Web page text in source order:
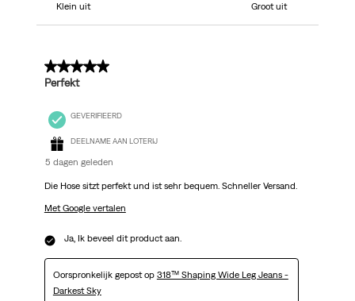
Klein uit
Groot uit
5 van 5 sterren.
Perfekt
GEVERIFIEERD
DEELNAME AAN LOTERIJ
5 dagen geleden
Die Hose sitzt perfekt und ist sehr bequem. Schneller Versand.
Met Google vertalen
Ja, Ik beveel dit product aan.
Oorspronkelijk gepost op 318™ Shaping Wide Leg Jeans -
Darkest Sky